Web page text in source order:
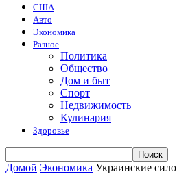
США
Авто
Экономика
Разное
Политика
Общество
Дом и быт
Спорт
Недвижимость
Кулинария
Здоровье
Домой Экономика Украинские